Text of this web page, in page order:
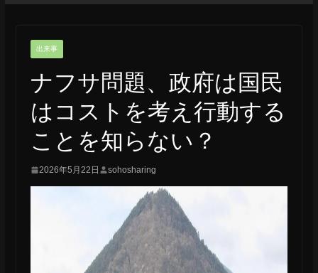
出来事
ナフサ問題、政府は国民
はコストを考え行動する
ことを知らない？
2026年5月22日 sohosharing